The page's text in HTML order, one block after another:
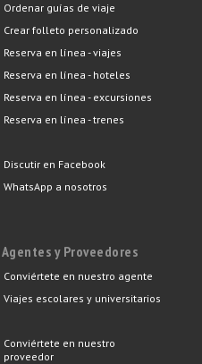
Ordenar guías de viaje
Crear folleto personalizado
Reserva en línea - viajes
Reserva en línea - hoteles
Reserva en línea - excursiones
Reserva en línea - trenes
Discutir en Facebook
WhatsApp a nosotros
Agentes y Proveedores
Conviértete en nuestro agente
Viajes escolares y universitarios
Conviértete en nuestro
proveedor